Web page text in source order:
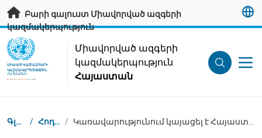
Անցնել հիմնական բովանդակությանը
Բարի գալուստ Միավորված ազգերի
կազմակերպություն
UN Logo
ՄԻԱՎՈՐՎԱԾ ԱԶԳԵՐԻ
ԿԱԶՄԱԿԵՐՊՈՒԹՅՈՒՆ
ՀԱՅԱՍՏԱՆ
Միավորված ազգերի
կազմակերպություն
Հայաստան
Կայքում գտնվելու վայրը
Գլխավոր / Հոդվածներ /